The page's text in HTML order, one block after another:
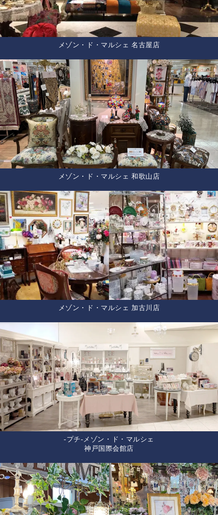
メゾン・ド・マルシェ 名古屋店
メゾン・ド・マルシェ 和歌山店
メゾン・ド・マルシェ 加古川店
-プチ-メゾン・ド・マルシェ
神戸国際会館店